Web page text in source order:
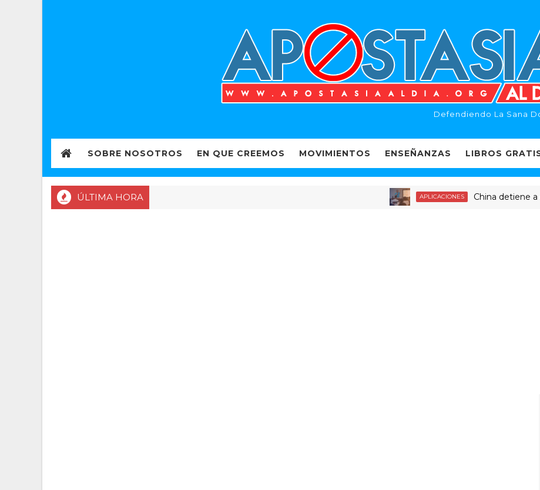
Defendiendo La Sana
SOBRE NOSOTROS EN QUE CREEMOS MOVIMIENTOS ENSEÑANZAS LIBROS
ÚLTIMA HORA APLICACIONES China detiene a